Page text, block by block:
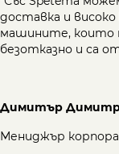
доставка и
машините,
безотказно и са
Димитър
Мениджър